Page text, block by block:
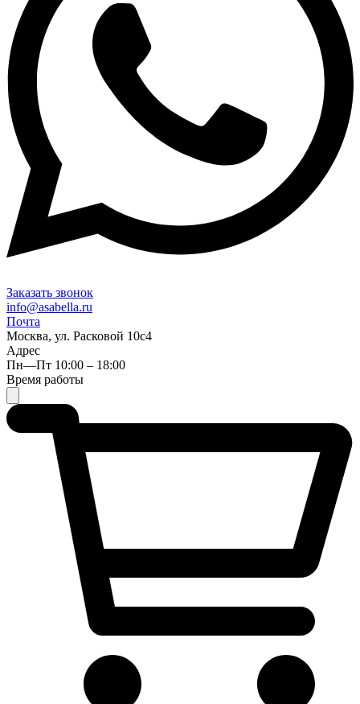
Заказать звонок
info@asabella.ru
Почта
Москва, ул. Расковой 10с4
Адрес
Пн—Пт 10:00 – 18:00
Время работы